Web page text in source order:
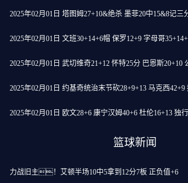
2025年02月01日 塔图姆27+10&绝杀 墨菲20中15&8记三
2025年02月01日 文班30+14+6帽 保罗12+9 字母哥
2025年02月01日 武切维奇21+12 怀特25分 巴恩斯20+10
2025年02月01日 约基奇统治末节砍28+9+13 马克西
2025年02月01日 欧文28+6 康宁汉姆40+6 杜伦16+13 独
篮球新闻
力战旧主！艾顿半场10中5拿到12分7板 正负值+6